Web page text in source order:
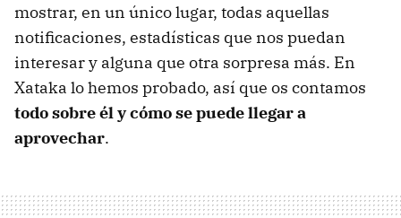
mostrar, en un único lugar, todas aquellas
notificaciones, estadísticas que nos puedan
interesar y alguna que otra sorpresa más. En
Xataka lo hemos probado, así que os contamos
todo sobre él y cómo se puede llegar a
aprovechar.